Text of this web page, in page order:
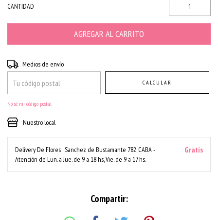
CANTIDAD
Entregas para el CP:
Medios de envío
CALCULAR
No sé mi código postal
Nuestro local
Delivery De Flores Sanchez de Bustamante 782, CABA -
Atención de Lun. a Jue. de 9 a 18 hs, Vie. de 9 a 17 hs.
Gratis
Compartir: